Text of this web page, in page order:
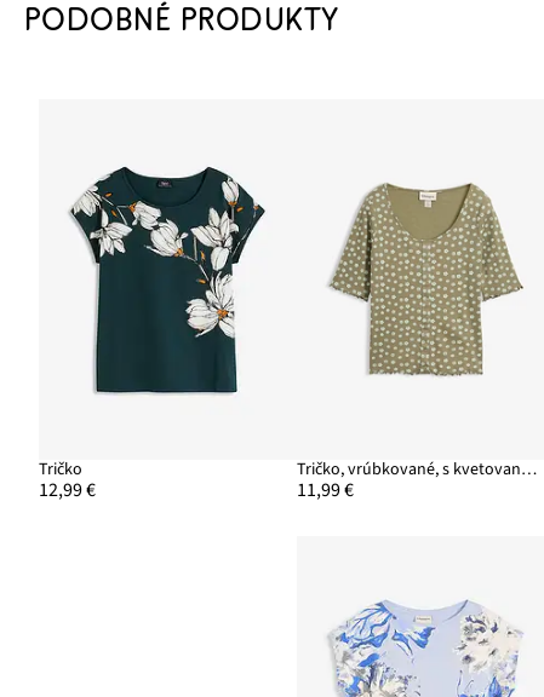
PODOBNÉ PRODUKTY
Tričko
12,99 €
Tričko, vrúbkované, s kvetovanou potlačou, polovičný rukáv
11,99 €